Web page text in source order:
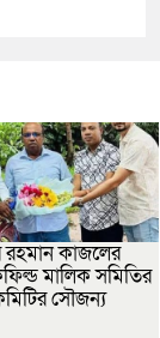
কাজলের
মালিক সমিতির
সৌজন্য